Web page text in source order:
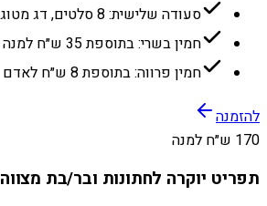
סעודה שלישית: 8 סלטים, דג מטוגן, פשטידת השף
חמין בשרי: בתוספת 35 ש״ח למנה
חמין פרווה: בתוספת 8 ש״ח לאדם
להזמנה
170 ש״ח למנה
תפריט יוקרה לחתונות ובר/בת מצווה